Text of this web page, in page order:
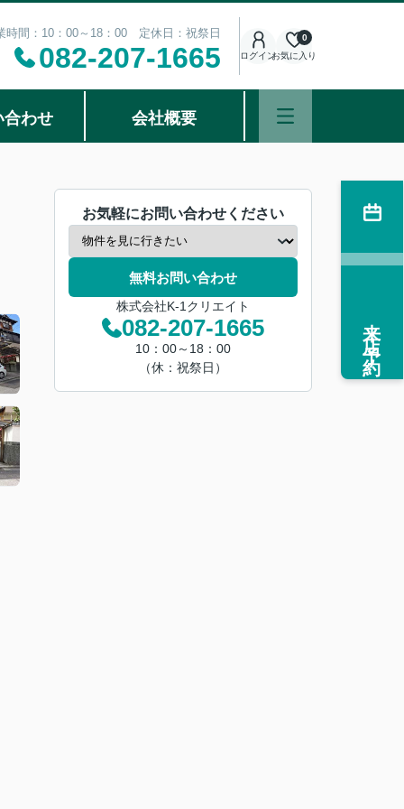
時間：10：00～18：00 定休日：祝祭日
082-207-1665 ログインお気に入り
0
合わせ 会社概要
お気軽にお問い合わせください
無料お問い合わせ
株式会社K-1クリエイト
082-207-1665
10：00～18：00
（休：祝祭日）
来店予約